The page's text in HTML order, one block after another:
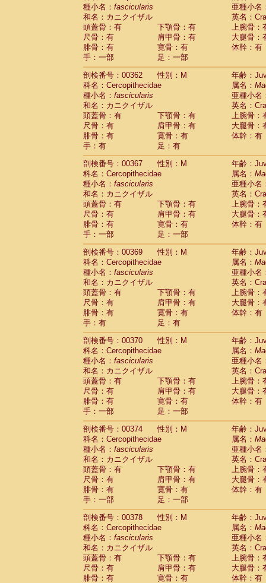
種小名： fascicularis
亜種小名
和名：カニクイザル
英名：
頭蓋骨：有
下顎骨：有
上腕骨：
尺骨：有
肩甲骨：有
大腿骨：
腓骨：有
寛骨：有
体幹：有
手：一部
足：一部
剖検番号：00362
性別：M
年齢：
科名：Cercopithecidae
属名：
種小名： fascicularis
亜種小名
和名：カニクイザル
英名：
頭蓋骨：有
下顎骨：有
上腕骨：
尺骨：有
肩甲骨：有
大腿骨：
腓骨：有
寛骨：有
体幹：有
手：有
足：有
剖検番号：00367
性別：M
年齢：
科名：Cercopithecidae
属名：
種小名： fascicularis
亜種小名
和名：カニクイザル
英名：
頭蓋骨：有
下顎骨：有
上腕骨：
尺骨：有
肩甲骨：有
大腿骨：
腓骨：有
寛骨：有
体幹：有
手：一部
足：一部
剖検番号：00369
性別：M
年齢：
科名：Cercopithecidae
属名：
種小名： fascicularis
亜種小名
和名：カニクイザル
英名：
頭蓋骨：有
下顎骨：有
上腕骨：
尺骨：有
肩甲骨：有
大腿骨：
腓骨：有
寛骨：有
体幹：有
手：有
足：有
剖検番号：00370
性別：M
年齢：
科名：Cercopithecidae
属名：
種小名： fascicularis
亜種小名
和名：カニクイザル
英名：
頭蓋骨：有
下顎骨：有
上腕骨：
尺骨：有
肩甲骨：有
大腿骨：
腓骨：有
寛骨：有
体幹：有
手：一部
足：一部
剖検番号：00374
性別：M
年齢：
科名：Cercopithecidae
属名：
種小名： fascicularis
亜種小名
和名：カニクイザル
英名：
頭蓋骨：有
下顎骨：有
上腕骨：
尺骨：有
肩甲骨：有
大腿骨：
腓骨：有
寛骨：有
体幹：有
手：一部
足：一部
剖検番号：00378
性別：M
年齢：
科名：Cercopithecidae
属名：
種小名： fascicularis
亜種小名
和名：カニクイザル
英名：
頭蓋骨：有
下顎骨：有
上腕骨：
尺骨：有
肩甲骨：有
大腿骨：
腓骨：有
寛骨：有
体幹：有